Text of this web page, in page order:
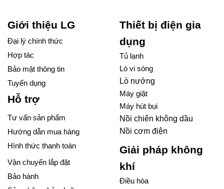
Giới thiệu LG
Đại lý chính thức
Hợp tác
Bảo mật thông tin
Tuyển dụng
Hỗ trợ
Tư vấn sản phẩm
Hướng dẫn mua hàng
Hình thức thanh toán
Vận chuyển lắp đặt
Bảo hành
Thiết bị điện gia
dụng
Tủ lạnh
Lò vi sóng
Lò nướng
Máy giặt
Máy hút bụi
Nồi chiên không dầu
Nồi cơm điện
Giải pháp không
khí
Điều hòa